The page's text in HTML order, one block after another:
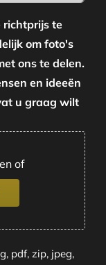
richtprijs te
om foto's
ons te delen.
en ideeën
u graag wilt
of
pdf, zip, jpeg,